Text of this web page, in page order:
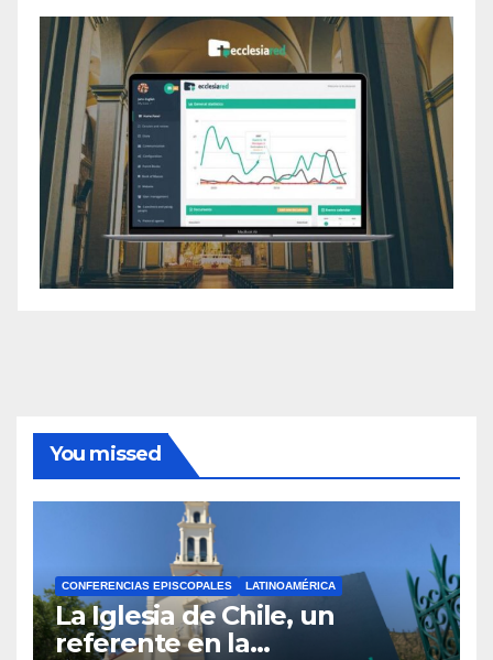
You missed
CONFERENCIAS EPISCOPALES LATINOAMÉRICA
La Iglesia de Chile, un
referente en la